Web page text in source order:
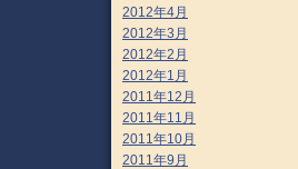
2012年4月
2012年3月
2012年2月
2012年1月
2011年12月
2011年11月
2011年10月
2011年9月